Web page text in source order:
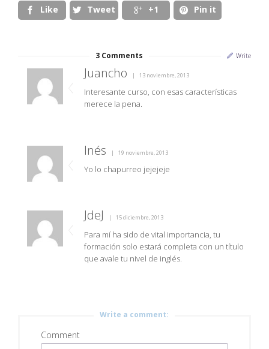
 Like  Tweet  +1  Pin it
3 Comments Write
Juancho 13 noviembre, 2013
Interesante curso, con esas características
merece la pena.
Inés 19 noviembre, 2013
Yo lo chapurreo jejejeje
JdeJ 15 diciembre, 2013
Para mí ha sido de vital importancia, tu
formación solo estará completa con un título
que avale tu nivel de inglés.
Write a comment:
Comment